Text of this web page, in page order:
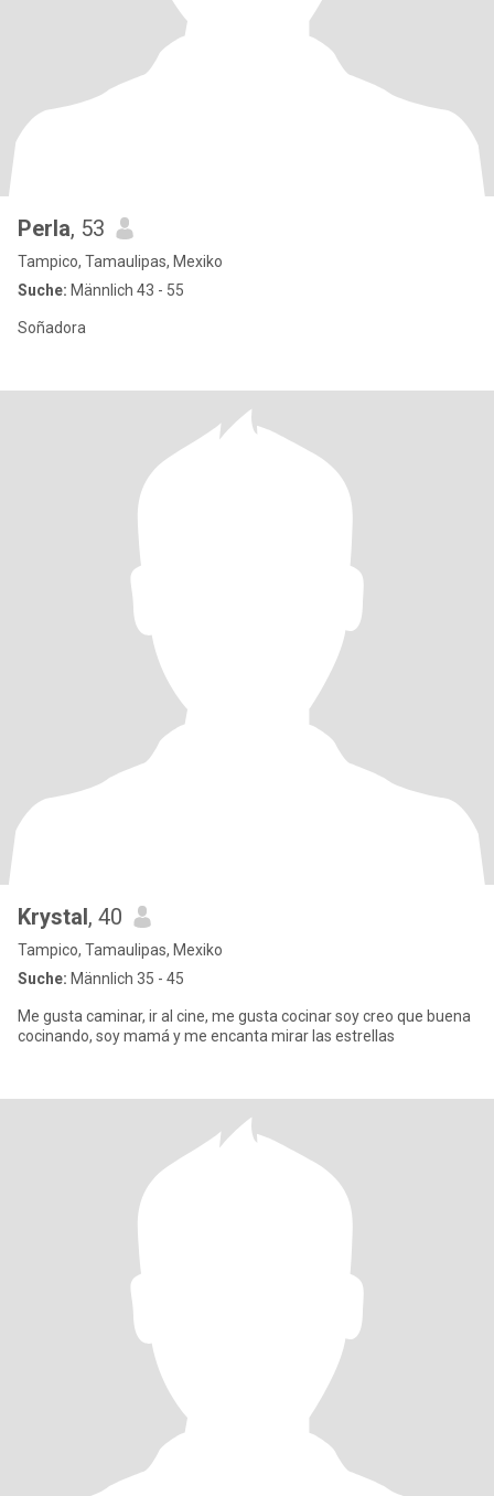
Perla, 53
Tampico, Tamaulipas, Mexiko
Suche: Männlich 43 - 55
Soñadora
Krystal, 40
Tampico, Tamaulipas, Mexiko
Suche: Männlich 35 - 45
Me gusta caminar, ir al cine, me gusta cocinar soy creo que buena
cocinando, soy mamá y me encanta mirar las estrellas